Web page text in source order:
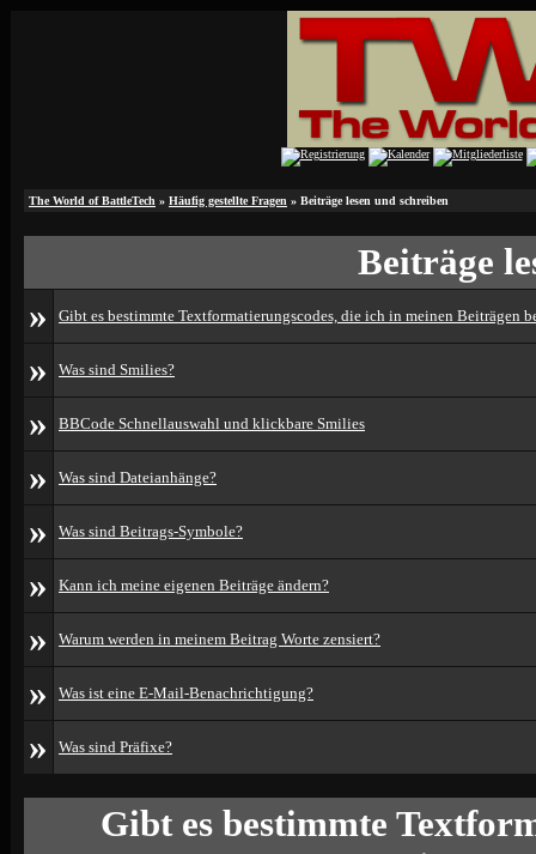
The World of BattleTech » Häufig gestellte Fragen » Beiträge lesen und schreiben
Beiträge
»
Gibt es bestimmte Textformatierungscodes, die ich in meinen Beiträgen
» Was sind Smilies?
» BBCode Schnellauswahl und klickbare Smilies
» Was sind Dateianhänge?
» Was sind Beitrags-Symbole?
» Kann ich meine eigenen Beiträge ändern?
» Warum werden in meinem Beitrag Worte zensiert?
» Was ist eine E-Mail-Benachrichtigung?
» Was sind Präfixe?
Gibt es bestimmte